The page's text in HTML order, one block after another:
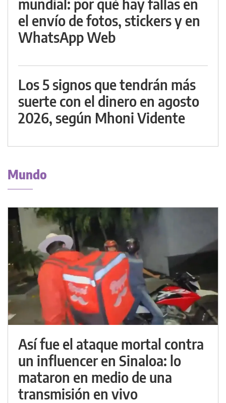
mundial: por qué hay fallas en
el envío de fotos, stickers y en
WhatsApp Web
Los 5 signos que tendrán más
suerte con el dinero en agosto
2026, según Mhoni Vidente
Mundo
Así fue el ataque mortal contra
un influencer en Sinaloa: lo
mataron en medio de una
transmisión en vivo